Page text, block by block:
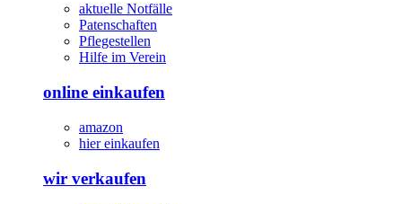
aktuelle Notfälle
Patenschaften
Pflegestellen
Hilfe im Verein
online einkaufen
amazon
hier einkaufen
wir verkaufen